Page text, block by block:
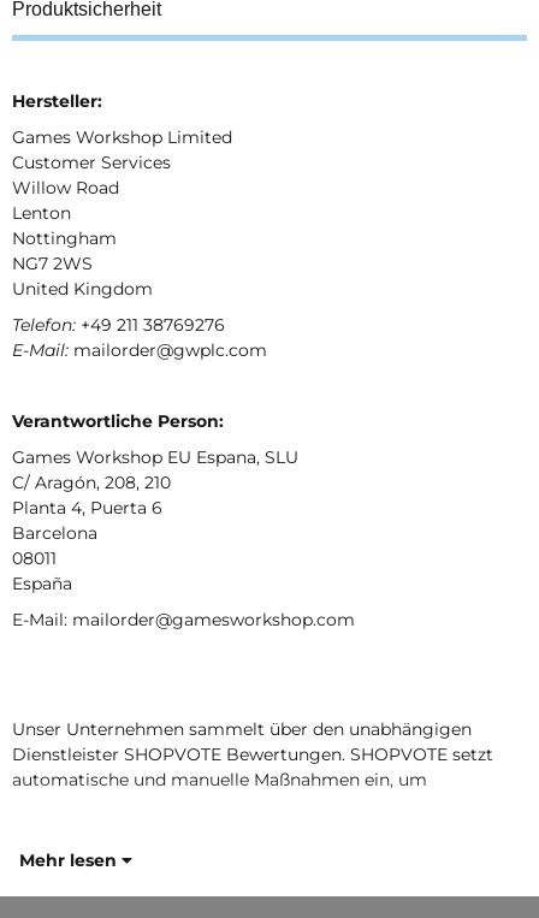
Produktsicherheit
Hersteller:
Games Workshop Limited
Customer Services
Willow Road
Lenton
Nottingham
NG7 2WS
United Kingdom
Telefon: +49 211 38769276
E-Mail: mailorder@gwplc.com
Verantwortliche Person:
Games Workshop EU Espana, SLU
C/ Aragón, 208, 210
Planta 4, Puerta 6
Barcelona
08011
España
E-Mail: mailorder@gamesworkshop.com
Unser Unternehmen sammelt über den unabhängigen
Dienstleister SHOPVOTE Bewertungen. SHOPVOTE setzt
automatische und manuelle Maßnahmen ein, um
Mehr lesen